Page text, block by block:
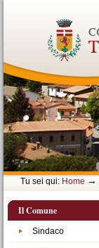
sulla
navigazione
Tu sei qui: Home →
Il Comune
Sindaco